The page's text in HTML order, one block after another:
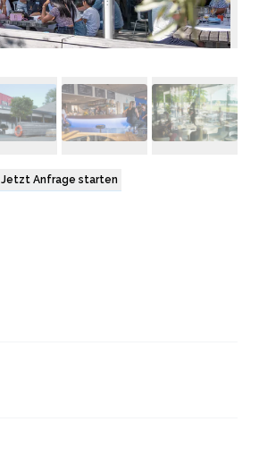
Jetzt Anfrage starten